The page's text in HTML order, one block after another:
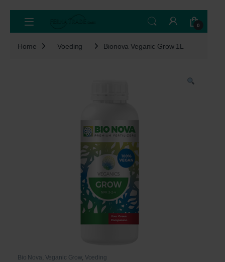
Open 0
Home Voeding Bionova Veganic Grow 1L
Bio Nova Veganic Grow, Voeding